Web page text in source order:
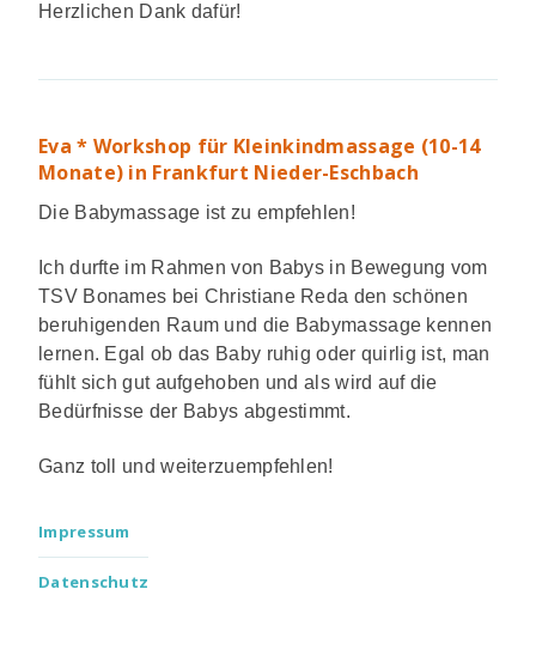
Herzlichen Dank dafür!
Eva * Workshop für Kleinkindmassage (10-14
Monate) in Frankfurt Nieder-Eschbach
Die Babymassage ist zu empfehlen!
Ich durfte im Rahmen von Babys in Bewegung vom
TSV Bonames bei Christiane Reda den schönen
beruhigenden Raum und die Babymassage kennen
lernen. Egal ob das Baby ruhig oder quirlig ist, man
fühlt sich gut aufgehoben und als wird auf die
Bedürfnisse der Babys abgestimmt.
Ganz toll und weiterzuempfehlen!
Impressum
Datenschutz